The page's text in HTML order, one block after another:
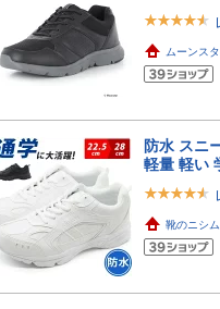
ムーンス
防水 スニ
軽量 軽い
靴のニシ